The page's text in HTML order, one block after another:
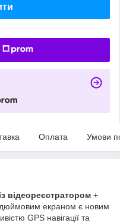
Оплата Умови
відеореєстратором +
екраном є новим
GPS навігації та